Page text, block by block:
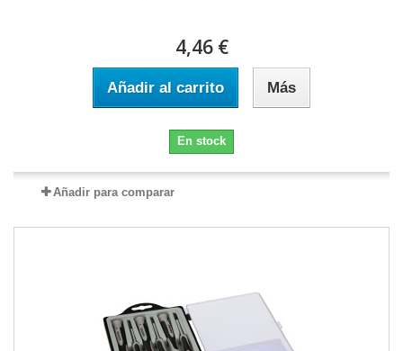
4,46 €
Añadir al carrito Más
En stock
Añadir para comparar